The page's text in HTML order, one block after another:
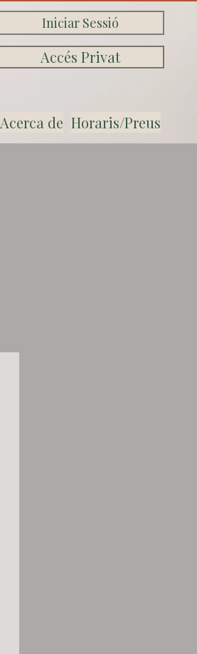
Iniciar Sessió
Accés Privat
Acerca de Horaris/Preus